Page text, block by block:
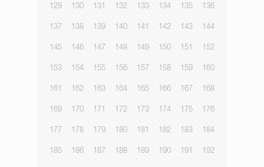
129 130 131 132 133 134 135 136
137 138 139 140 141 142 143 144
145 146 147 148 149 150 151 152
153 154 155 156 157 158 159 160
161 162 163 164 165 166 167 168
169 170 171 172 173 174 175 176
177 178 179 180 181 182 183 184
185 186 187 188 189 190 191 192